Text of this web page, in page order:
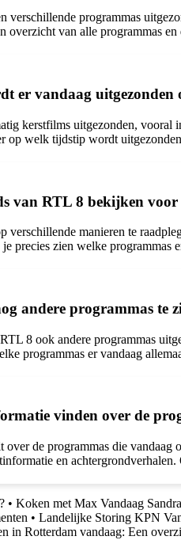
verschillende programmas
overzicht van alle programmas
er vandaag uitgezonden
kerstfilms uitgezonden, vooral
op welk tijdstip wordt
van RTL 8 bekijken voor
verschillende manieren te
precies zien welke programmas
andere programmas te
8 ook andere programmas
programmas er vandaag
vinden over de
de programmas die
en
• Koken met Max Vandaag Sandra
• Landelijke Storing KPN
in Rotterdam vandaag: Een